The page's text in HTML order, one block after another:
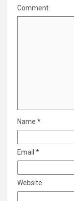
Comment
Name *
Email *
Website